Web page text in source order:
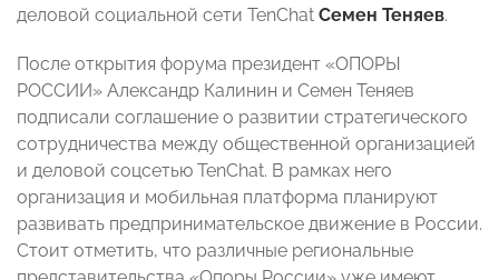
деловой социальной сети TenChat Семен Теняев.
После открытия форума президент «ОПОРЫ
РОССИИ» Александр Калинин и Семен Теняев
подписали соглашение о развитии стратегического
сотрудничества между общественной организацией
и деловой соцсетью TenChat. В рамках него
организация и мобильная платформа планируют
развивать предпринимательское движение в России.
Стоит отметить, что различные региональные